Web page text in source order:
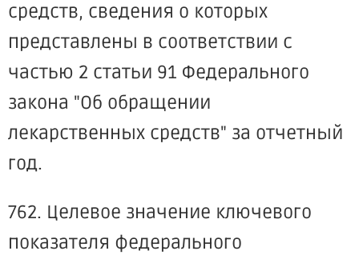
средств, сведения о которых
представлены в соответствии с
частью 2 статьи 91 Федерального
закона "Об обращении
лекарственных средств" за отчетный
год.
762. Целевое значение ключевого
показателя федерального